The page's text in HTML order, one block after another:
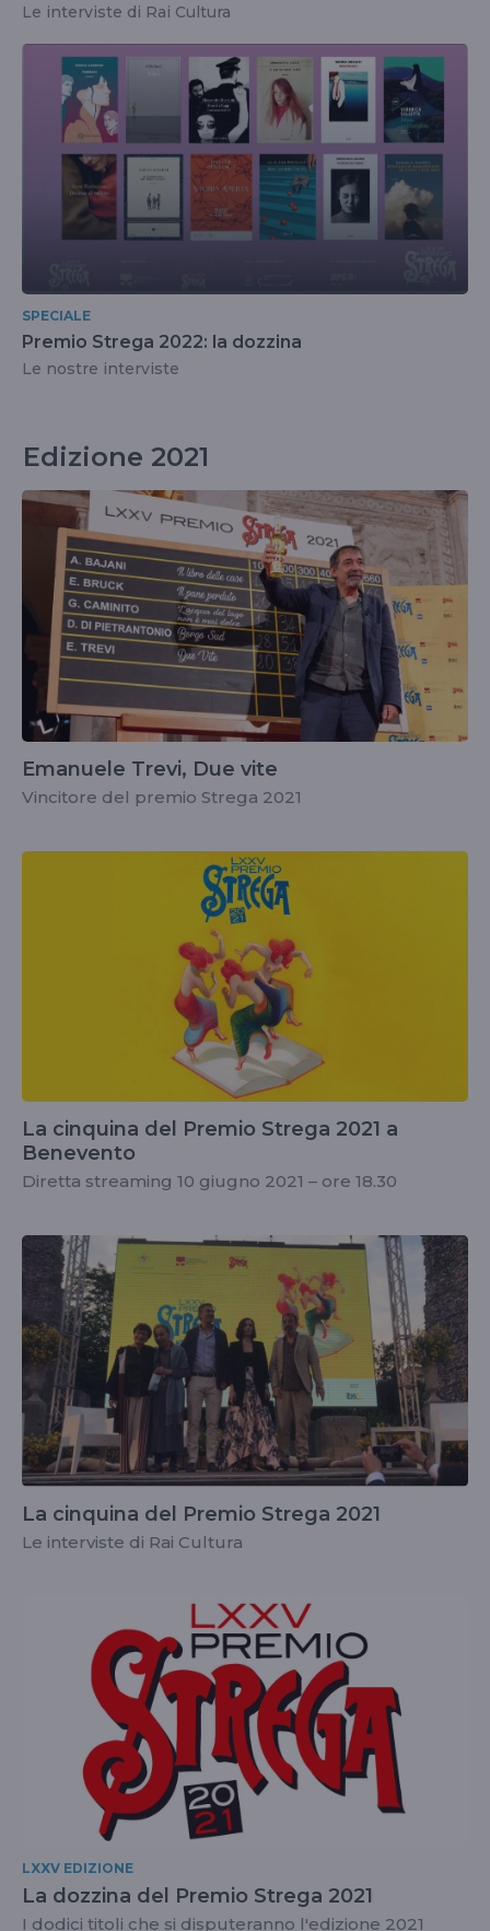
Le interviste di Rai Cultura
SPECIALE
Premio Strega 2022: la dozzina
Le nostre interviste
Edizione 2021
Emanuele Trevi, Due vite
Vincitore del premio Strega 2021
La cinquina del Premio Strega 2021 a
Benevento
Diretta streaming 10 giugno 2021 – ore 18.30
La cinquina del Premio Strega 2021
Le interviste di Rai Cultura
LXXV EDIZIONE
La dozzina del Premio Strega 2021
I dodici titoli che si disputeranno l'edizione 2021